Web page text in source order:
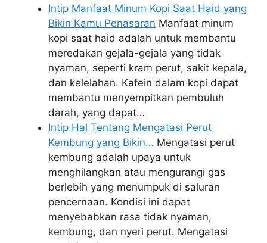
Intip Manfaat Minum Kopi Saat Haid yang
Bikin Kamu Penasaran Manfaat minum
kopi saat haid adalah untuk membantu
meredakan gejala-gejala yang tidak
nyaman, seperti kram perut, sakit kepala,
dan kelelahan. Kafein dalam kopi dapat
membantu menyempitkan pembuluh
darah, yang dapat…
Intip Hal Tentang Mengatasi Perut
Kembung yang Bikin… Mengatasi perut
kembung adalah upaya untuk
menghilangkan atau mengurangi gas
berlebih yang menumpuk di saluran
pencernaan. Kondisi ini dapat
menyebabkan rasa tidak nyaman,
kembung, dan nyeri perut. Mengatasi